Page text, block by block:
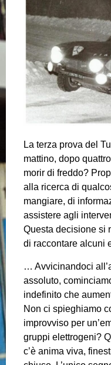
La terza prova del
mattino, dopo
morir di freddo?
alla ricerca di
mangiare, di
assistere agli
Questa decisione si
di raccontare alcuni
… Avvicinandoci
assoluto,
indefinito che
Non ci spieghiamo
improvviso per
gruppi elettrogeni?
c’è anima viva,